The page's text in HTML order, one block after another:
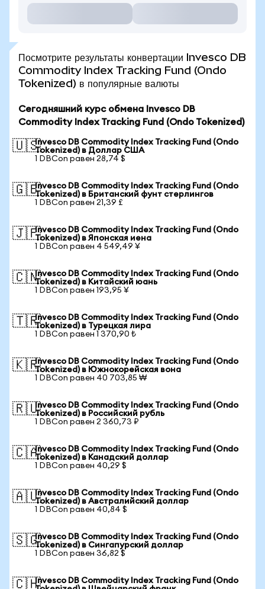
Посмотрите результаты конвертации Invesco DB
Commodity Index Tracking Fund (Ondo
Tokenized) в популярные валюты
Сегодняшний курс обмена Invesco DB
Commodity Index Tracking Fund (Ondo Tokenized)
🇺🇸Invesco DB Commodity Index Tracking Fund (Ondo
Tokenized) в Доллар США
1 DBCon равен 28,74 $
🇬🇧Invesco DB Commodity Index Tracking Fund (Ondo
Tokenized) в Британский фунт стерлингов
1 DBCon равен 21,39 £
🇯🇵Invesco DB Commodity Index Tracking Fund (Ondo
Tokenized) в Японская иена
1 DBCon равен 4 549,49 ¥
🇨🇳Invesco DB Commodity Index Tracking Fund (Ondo
Tokenized) в Китайский юань
1 DBCon равен 193,95 ¥
🇹🇷Invesco DB Commodity Index Tracking Fund (Ondo
Tokenized) в Турецкая лира
1 DBCon равен 1 370,90 ₺
🇰🇷Invesco DB Commodity Index Tracking Fund (Ondo
Tokenized) в Южнокорейская вона
1 DBCon равен 40 703,85 ₩
🇷🇺Invesco DB Commodity Index Tracking Fund (Ondo
Tokenized) в Российский рубль
1 DBCon равен 2 360,73 ₽
🇨🇦Invesco DB Commodity Index Tracking Fund (Ondo
Tokenized) в Канадский доллар
1 DBCon равен 40,29 $
🇦🇺Invesco DB Commodity Index Tracking Fund (Ondo
Tokenized) в Австралийский доллар
1 DBCon равен 40,84 $
🇸🇬Invesco DB Commodity Index Tracking Fund (Ondo
Tokenized) в Сингапурский доллар
1 DBCon равен 36,82 $
🇨🇭Invesco DB Commodity Index Tracking Fund (Ondo